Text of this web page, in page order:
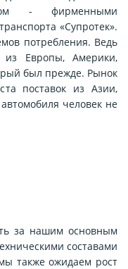
- фирменными
«Супротек».
потребления. Ведь
из Европы, Америки,
был прежде. Рынок
поставок из Азии,
человек не
за нашим основным
составами
также ожидаем рост